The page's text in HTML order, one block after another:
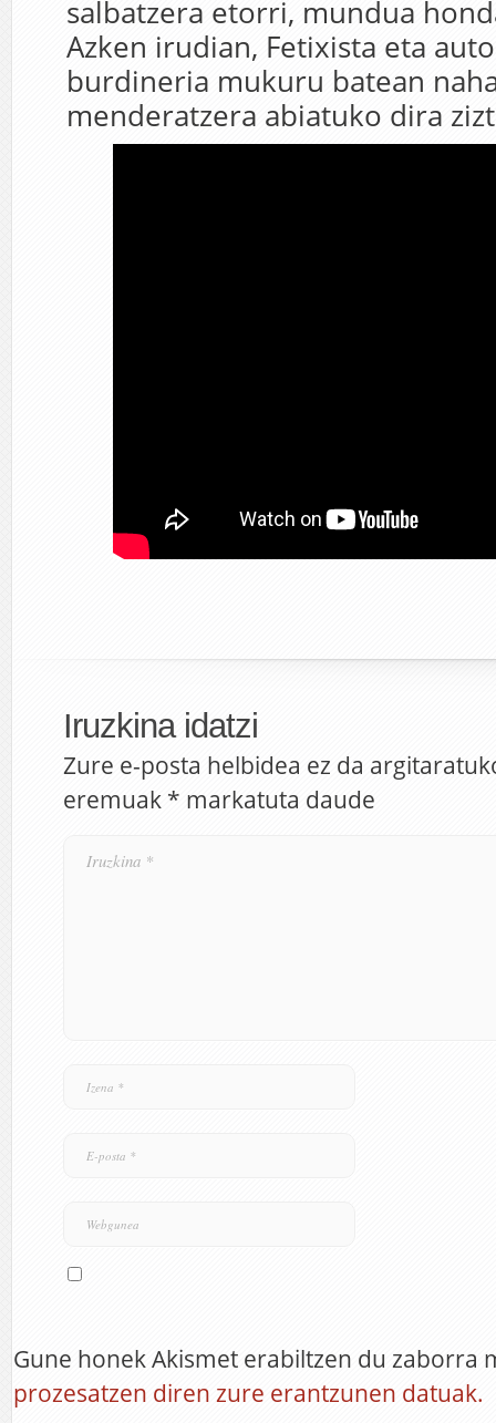
salbatzera etorri, mundua
Azken irudian, Fetixista eta
burdineria mukuru batean
menderatzera abiatuko dira
Iruzkina idatzi
Zure e-posta helbidea ez da
eremuak * markatuta daude
Gune honek Akismet erabiltzen du zaborra
prozesatzen diren zure erantzunen datuak.